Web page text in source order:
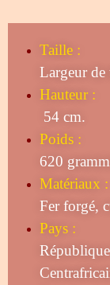
Taille :
Largeur de
Hauteur :
54 cm.
Poids :
620
Matériaux :
Fer forgé,
Pays :